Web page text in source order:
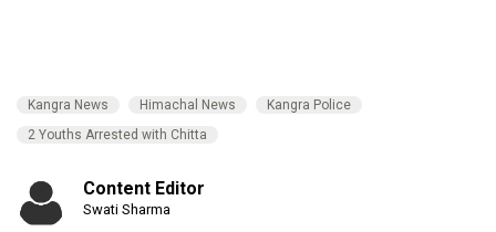
Kangra News Himachal News
Kangra Police
2 Youths Arrested with Chitta
Content Editor
Swati Sharma